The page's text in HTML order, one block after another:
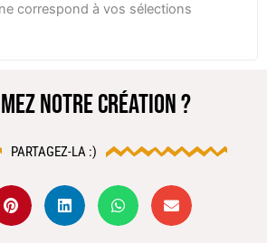
correspond à vos sélections
NOTRE CRÉATION ?
PARTAGEZ-LA :)